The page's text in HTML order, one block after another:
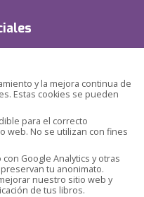
y la mejora continua de
Estas cookies se pueden
para el correcto
web. No se utilizan con fines
Google Analytics y otras
tu anonimato.
nuestro sitio web y
de tus libros.
517215560
1200-432